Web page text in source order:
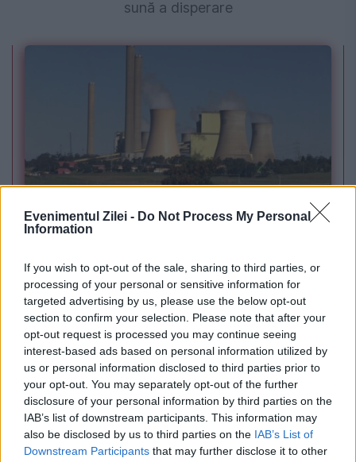
Evenimentul Zilei - Do Not Process My Personal
Information
If you wish to opt-out of the sale, sharing to third parties, or
processing of your personal or sensitive information for
targeted advertising by us, please use the below opt-out
section to confirm your selection. Please note that after your
opt-out request is processed you may continue seeing
interest-based ads based on personal information utilized by
us or personal information disclosed to third parties prior to
your opt-out. You may separately opt-out of the further
disclosure of your personal information by third parties on the
IAB’s list of downstream participants. This information may
also be disclosed by us to third parties on the IAB’s List of
Downstream Participants that may further disclose it to other
sună a disperare
PSD cere activarea mecanismului european
de urgență pentru energie și susține
menținerea centralelor pe cărbune. Critici la
adresa lui Bolojan